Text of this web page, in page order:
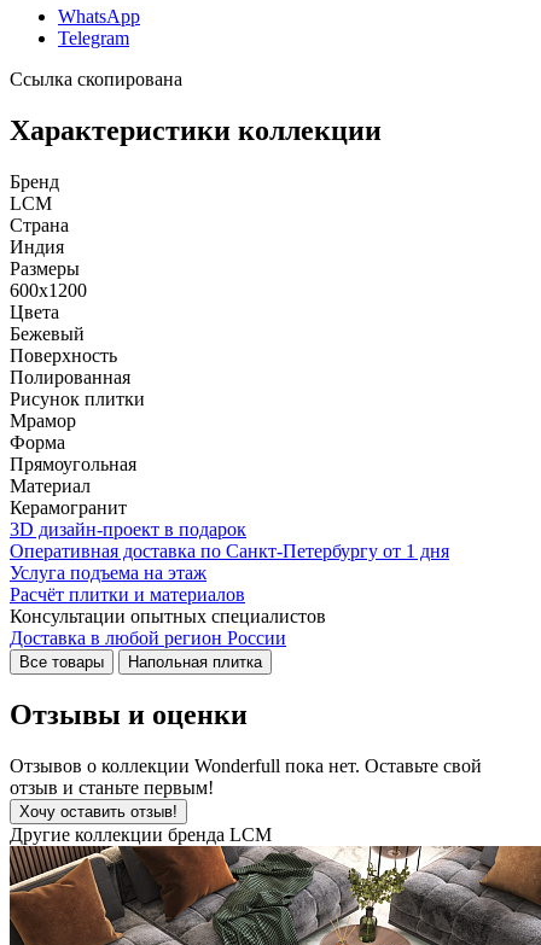
WhatsApp
Telegram
Ссылка скопирована
Характеристики коллекции
Бренд
LCM
Страна
Индия
Размеры
600x1200
Цвета
Бежевый
Поверхность
Полированная
Рисунок плитки
Мрамор
Форма
Прямоугольная
Материал
Керамогранит
3D дизайн-проект в подарок
Оперативная доставка по Санкт-Петербургу от 1 дня
Услуга подъема на этаж
Расчёт плитки и материалов
Консультации опытных специалистов
Доставка в любой регион России
Все товары Напольная плитка
Отзывы и оценки
Отзывов о коллекции Wonderfull пока нет. Оставьте свой
отзыв и станьте первым!
Хочу оставить отзыв!
Другие коллекции бренда LCM